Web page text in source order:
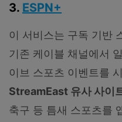
3. ESPN+
이 서비스는 구독 기반
기존 케이블 채널에서
이브 스포츠 이벤트를
StreamEast 유사 사이
축구 등 틈새 스포츠를